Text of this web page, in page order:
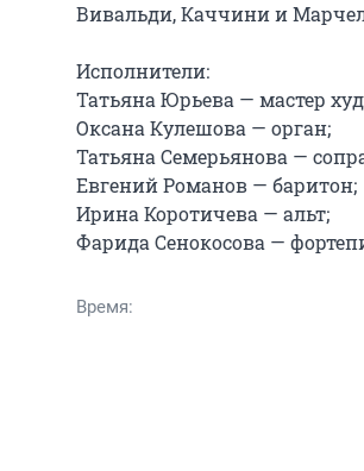
Вивальди, Каччини и
Исполнители:
Татьяна Юрьева — мастер
Оксана Кулешова — орган;
Татьяна Семерьянова —
Евгений Романов — баритон;
Ирина Коротичева — альт;
Фарида Сенокосова —
Время: